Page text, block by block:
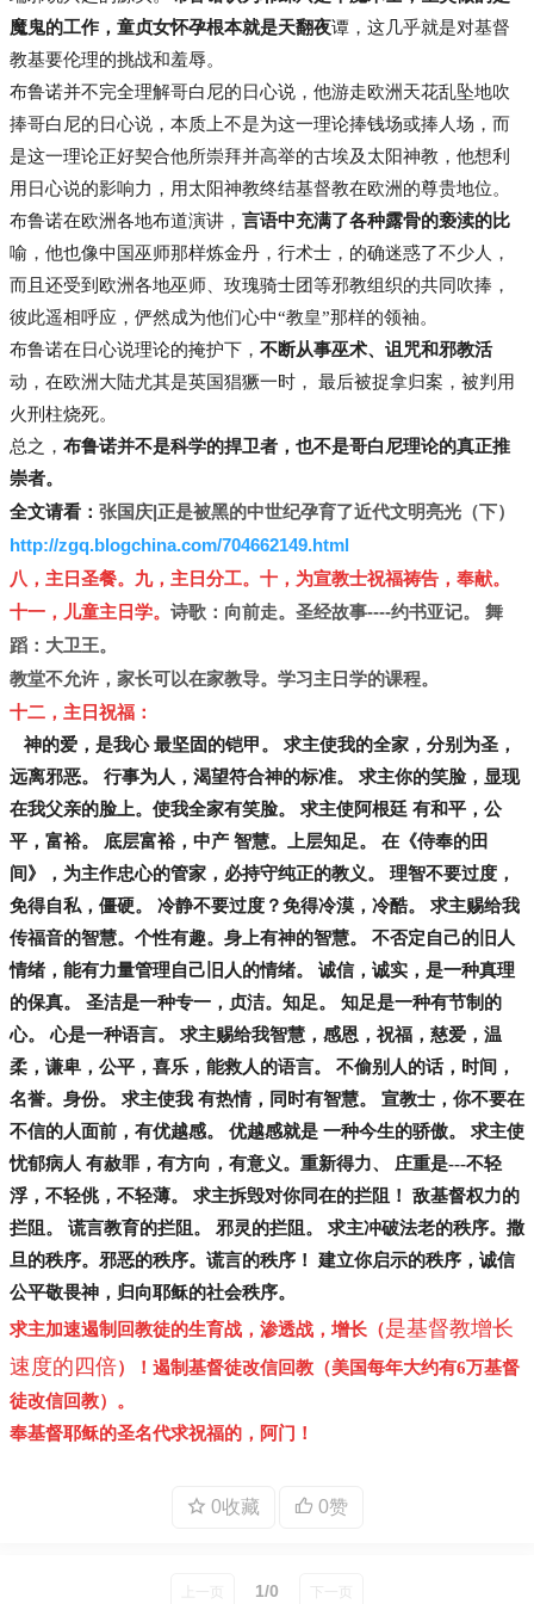
魔鬼的工作，童贞女怀孕根本就是天翻夜谭，这几乎就是对基督
教基要伦理的挑战和羞辱。
布鲁诺并不完全理解哥白尼的日心说，他游走欧洲天花乱坠地吹
捧哥白尼的日心说，本质上不是为这一理论捧钱场或捧人场，而
是这一理论正好契合他所崇拜并高举的古埃及太阳神教，他想利
用日心说的影响力，用太阳神教终结基督教在欧洲的尊贵地位。
布鲁诺在欧洲各地布道演讲， 言语中充满了各种露骨的亵渎的比
喻，他也像中国巫师那样炼金丹，行术士，的确迷惑了不少人，
而且还受到欧洲各地巫师、玫瑰骑士团等邪教组织的共同吹捧，
彼此遥相呼应，俨然成为他们心中“教皇”那样的领袖。
布鲁诺在日心说理论的掩护下， 不断从事巫术、诅咒和邪教活
动，在欧洲大陆尤其是英国猖獗一时， 最后被捉拿归案，被判用
火刑柱烧死。
总之， 布鲁诺并不是科学的捍卫者，也不是哥白尼理论的真正推
崇者。
全文请看： 张国庆|正是被黑的中世纪孕育了近代文明亮光（下）
http://zgq.blogchina.com/704662149.html
八，主日圣餐。九，主日分工。十，为宣教士祝福祷告，奉献。
十一，儿童主日学。 诗歌：向前走。圣经故事----约书亚记。
舞
蹈：大卫王。
教堂不允许，家长可以在家教导。学习主日学的课程。
十二，主日祝福：
神的爱，是我心 最坚固的铠甲。 求主使我的全家，分别为圣，
远离邪恶。 行事为人，渴望符合神的标准。 求主你的笑脸，显现
在我父亲的脸上。使我全家有笑脸。 求主使阿根廷 有和平，公
平，富裕。 底层富裕，中产 智慧。上层知足。 在《侍奉的田
间》，为主作忠心的管家，必持守纯正的教义。 理智不要过度，
免得自私，僵硬。 冷静不要过度？免得冷漠，冷酷。 求主赐给我
传福音的智慧。个性有趣。身上有神的智慧。 不否定自己的旧人
情绪，能有力量管理自己旧人的情绪。 诚信，诚实，是一种真理
的保真。 圣洁是一种专一，贞洁。知足。 知足是一种有节制的
心。 心是一种语言。 求主赐给我智慧，感恩，祝福，慈爱，温
柔，谦卑，公平，喜乐，能救人的语言。 不偷别人的话，时间，
名誉。身份。 求主使我 有热情，同时有智慧。 宣教士，你不要在
不信的人面前，有优越感。 优越感就是 一种今生的骄傲。 求主使
忧郁病人 有赦罪，有方向，有意义。重新得力、 庄重是---不轻
浮，不轻佻，不轻薄。 求主拆毁对你同在的拦阻！ 敌基督权力的
拦阻。 谎言教育的拦阻。 邪灵的拦阻。 求主冲破法老的秩序。撒
旦的秩序。邪恶的秩序。谎言的秩序！ 建立你启示的秩序，诚信
公平敬畏神，归向耶稣的社会秩序。
求主加速遏制回教徒的生育战，渗透战，增长（是基督教增长
速度的四倍）！遏制基督徒改信回教（美国每年大约有6万基督
徒改信回教）。
奉基督耶稣的圣名代求祝福的，阿门！
0收藏 0赞
1/0